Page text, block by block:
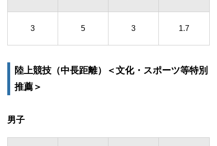
3 5 3 1.7
陸上競技（中長距離）＜文化・スポーツ等特別
推薦＞
男子